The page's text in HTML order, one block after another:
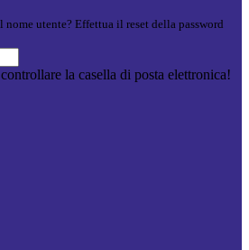
nome utente? Effettua il reset della password
la casella di posta elettronica!